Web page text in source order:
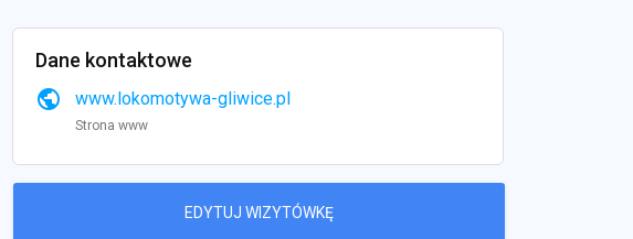
Dane kontaktowe
public www.lokomotywa-gliwice.pl
Strona www
EDYTUJ WIZYTÓWKĘ